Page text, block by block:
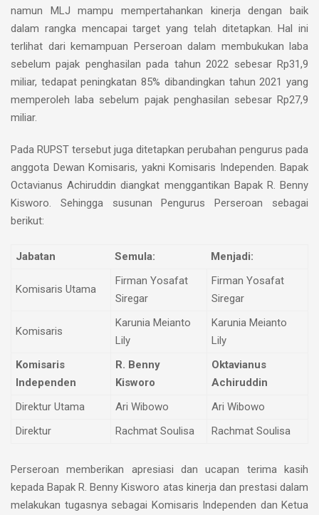
namun MLJ mampu mempertahankan kinerja dengan baik
dalam rangka mencapai target yang telah ditetapkan. Hal ini
terlihat dari kemampuan Perseroan dalam membukukan laba
sebelum pajak penghasilan pada tahun 2022 sebesar Rp31,9
miliar, tedapat peningkatan 85% dibandingkan tahun 2021 yang
memperoleh laba sebelum pajak penghasilan sebesar Rp27,9
miliar.
Pada RUPST tersebut juga ditetapkan perubahan pengurus pada
anggota Dewan Komisaris, yakni Komisaris Independen. Bapak
Octavianus Achiruddin diangkat menggantikan Bapak R. Benny
Kisworo. Sehingga susunan Pengurus Perseroan sebagai
berikut:
Jabatan Semula: Menjadi:
Komisaris Utama
Firman Yosafat
Siregar
Firman Yosafat
Siregar
Komisaris
Karunia Meianto
Lily
Karunia Meianto
Lily
Komisaris
Independen
R. Benny
Kisworo
Oktavianus
Achiruddin
Direktur Utama
Ari Wibowo
Ari Wibowo
Direktur
Rachmat Soulisa Rachmat Soulisa
Perseroan memberikan apresiasi dan ucapan terima kasih
kepada Bapak R. Benny Kisworo atas kinerja dan prestasi dalam
melakukan tugasnya sebagai Komisaris Independen dan Ketua